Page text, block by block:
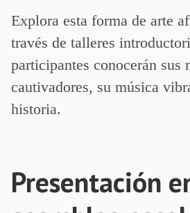
Explora esta forma de arte
través de talleres
participantes conocerán sus
cautivadores, su música
historia.
Presentación